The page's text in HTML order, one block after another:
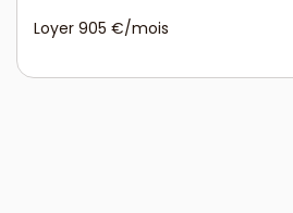
Loyer 905 €/mois